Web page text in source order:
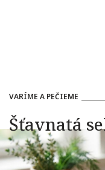
VARÍME A PEČIEME